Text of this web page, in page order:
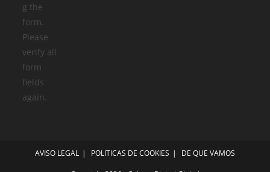
g the
form.
Please
verify all
form
fields
again.
AVISO LEGAL POLITICAS DE COOKIES DE QUE VAMOS